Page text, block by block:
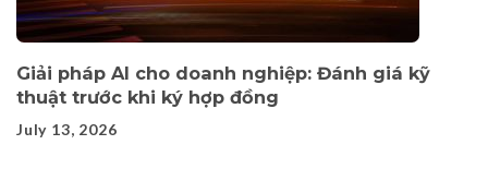
Giải pháp AI cho doanh nghiệp: Đánh giá kỹ
thuật trước khi ký hợp đồng
July 13, 2026